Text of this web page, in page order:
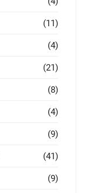
(11)
(4)
(21)
(8)
(4)
(9)
(41)
(9)